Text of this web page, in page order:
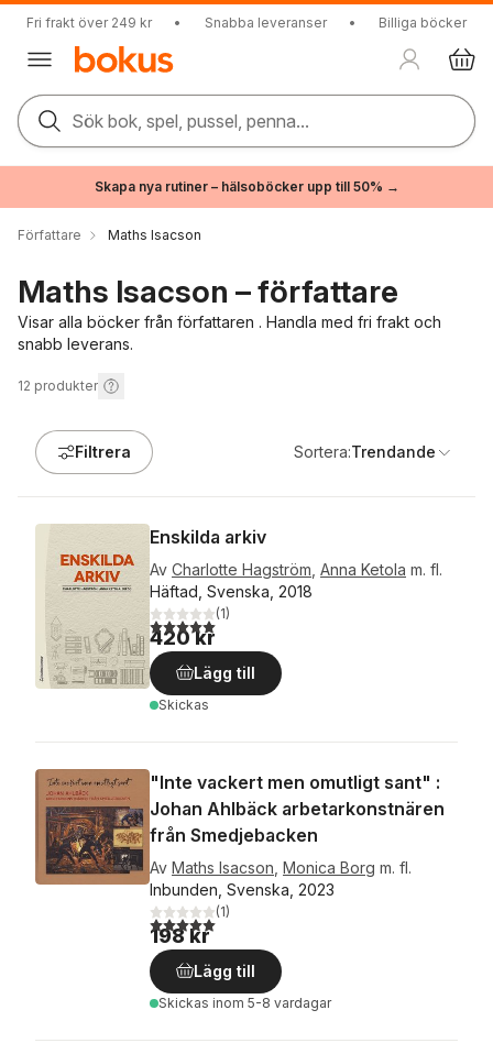
Fri frakt över 249 kr • Snabba leveranser • Billiga böcker
Sök bok, spel, pussel, penna...
Skapa nya rutiner – hälsoböcker upp till 50% →
Författare Maths Isacson
Maths Isacson – författare
Visar alla böcker från författaren . Handla med fri frakt och
snabb leverans.
12 produkter
Filtrera Sortera:Trendande
Enskilda arkiv
Av Charlotte Hagström Anna Ketola m. fl.
Häftad, Svenska, 2018
5,0utav 5 stjärnor. Totalt antal röster:
(1)
420 kr
Lägg till
Skickas
"Inte vackert men omutligt sant" :
Johan Ahlbäck arbetarkonstnären
från Smedjebacken
Av Maths Isacson Monica Borg m. fl.
Inbunden, Svenska, 2023
5,0utav 5 stjärnor. Totalt antal röster:
(1)
198 kr
Lägg till
Skickas inom 5-8 vardagar